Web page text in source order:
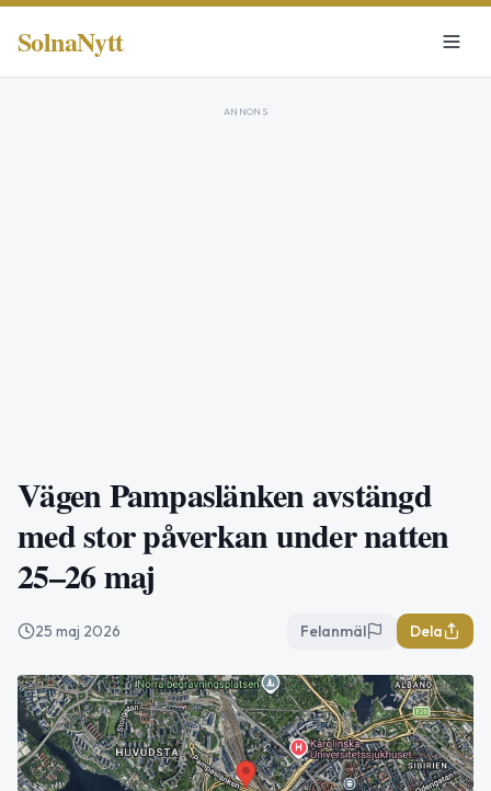
SolnaNytt
ANNONS
Vägen Pampaslänken avstängd
med stor påverkan under natten
25–26 maj
25 maj 2026 Felanmäl Dela